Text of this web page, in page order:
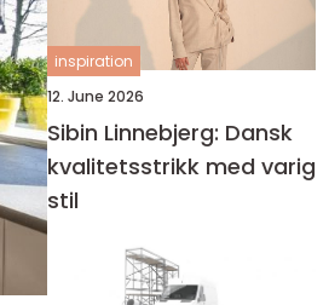
inspiration
12. June 2026
Sibin Linnebjerg: Dansk
kvalitetsstrikk med varig
stil